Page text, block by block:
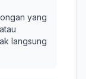
yang
langsung